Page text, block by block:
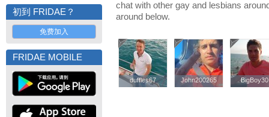
初到 FRIDAE？
免费加入
FRIDAE MOBILE
chat with other gay and lesbians
around below.
duffles67
duffles67 John200265
John200265 BigBoy30
BigBoy30